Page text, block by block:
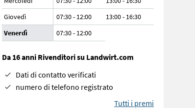
Giovedì
07:30 - 12:00
13:00 - 16:30
Venerdì
07:30- 12:00
Da 16 anni Rivenditori su Landwirt.com
Dati di contatto verificati
numero di telefono registrato
Tutti i premi